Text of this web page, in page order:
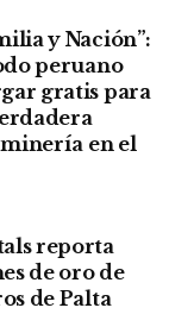
y Nación”:
peruano
gratis para
en el
reporta
de oro de
de Palta